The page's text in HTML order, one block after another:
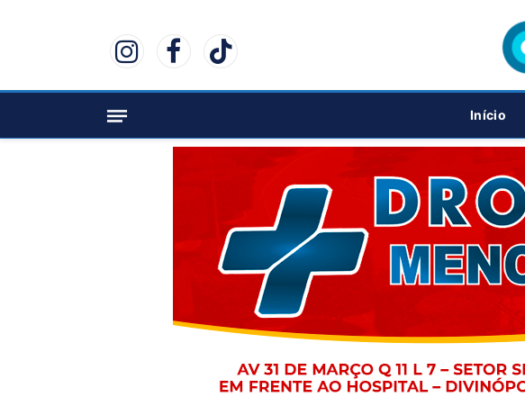
InstagramFacebookTikTok
Início